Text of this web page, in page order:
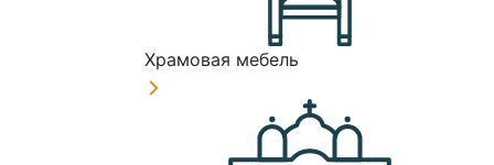
Храмовая мебель